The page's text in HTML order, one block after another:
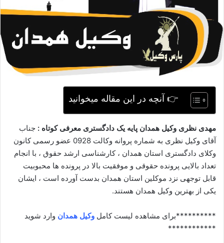
👉 آنچه در این مقاله میخوانید
مهدی نظری وکیل همدان پایه یک دادگستری معرفی کوتاه : جناب
آقای وکیل نظری به شماره پروانه وکالت 0928 عضو رسمی کانون
وکلای دادگستری استان همدان ، کارشناسی ارشد حقوق ، با انجام
تعداد بالایی پرونده حقوقی و موفقیت بالا در پرونده ها محبوبیت
قابل توجهی نزد موکلین استان همدان بدست آورده است ، ایشان
یکی از بهترین وکیل همدان هستند.
**********برای مشاهده لیست کامل وکیل همدان وارد شوید
************